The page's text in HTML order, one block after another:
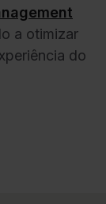
a otimizar
do